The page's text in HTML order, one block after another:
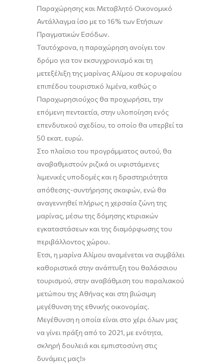
Παραχώρησης και Μεταβλητό Οικονομικό
Αντάλλαγμα ίσο με το 16% των Ετήσιων
Πραγματικών Εσόδων.
Ταυτόχρονα, η παραχώρηση ανοίγει τον
δρόμο για τον εκσυγχρονισμό και τη
μετεξέλιξη της μαρίνας Αλίμου σε κορυφαίου
επιπέδου τουριστικό λιμένα, καθώς ο
Παραχωρησιούχος θα προχωρήσει, την
επόμενη πενταετία, στην υλοποίηση ενός
επενδυτικού σχεδίου, το οποίο θα υπερβεί τα
50 εκατ. ευρώ.
Στο πλαίσιο του προγράμματος αυτού, θα
αναβαθμιστούν ριζικά οι υφιστάμενες
λιμενικές υποδομές και η δραστηριότητα
απόθεσης-συντήρησης σκαφών, ενώ θα
αναγεννηθεί πλήρως η χερσαία ζώνη της
μαρίνας, μέσω της δόμησης κτιριακών
εγκαταστάσεων και της διαμόρφωσης του
περιβάλλοντος χώρου.
Έτσι, η μαρίνα Αλίμου αναμένεται να συμβάλει
καθοριστικά στην ανάπτυξη του θαλάσσιου
τουρισμού, στην αναβάθμιση του παραλιακού
μετώπου της Αθήνας και στη βιώσιμη
μεγέθυνση της εθνικής οικονομίας.
Μεγέθυνση η οποία είναι στο χέρι όλων μας
να γίνει πράξη από το 2021, με ενότητα,
σκληρή δουλειά και εμπιστοσύνη στις
δυνάμεις μας!»